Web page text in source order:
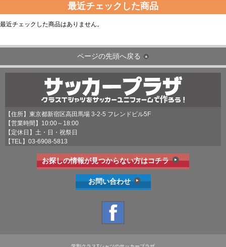
最近チェックした商品
最近チェックした商品はありません。
ページの先頭へ戻る
【住所】東京都新宿区高田馬場 3-2-5 フレンドビル5F
【営業時間】10:00～18:00
【定休日】土・日・祝祭日
【TEL】 03-6908-5813
お探しの情報が見つからない方はコチラ
お問い合わせ